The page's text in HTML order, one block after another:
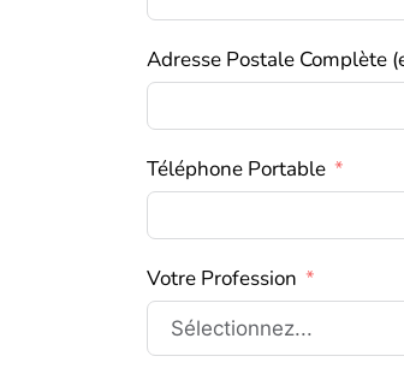
Adresse Postale Complète
Téléphone Portable
Votre Profession